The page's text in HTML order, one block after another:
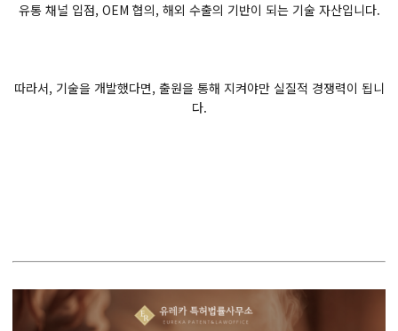
유통 채널 입점, OEM 협의, 해외 수출의 기반이 되는 기술 자산입니다.
따라서, 기술을 개발했다면, 출원을 통해 지켜야만 실질적 경쟁력이 됩니
다.